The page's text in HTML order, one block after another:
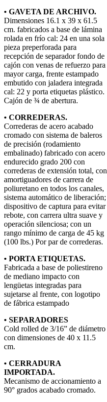
• GAVETA DE ARCHIVO.
Dimensiones 16.1 x 39 x 61.5
cm. fabricados a base de lámina
rolada en frío cal: 24 en una sola
pieza preperforada para
recepción de separador fondo de
cajón con venas de refuerzo para
mayor carga, frente estampado
embutido con jaladera integrada
cal: 22 y porta etiquetas plástico.
Cajón de ¾ de abertura.
• CORREDERAS.
Correderas de acero acabado
cromado con sistema de baleros
de precisión (rodamiento
embalinado) fabricado con acero
endurecido grado 200 con
correderas de extensión total, con
amortiguadores de carrera de
poliuretano en todos los canales,
sistema automático de liberación;
dispositivo de captura para evitar
rebote, con carrera ultra suave y
operación silenciosa; con un
rango mínimo de carga de 45 kg
(100 lbs.) Por par de correderas.
• PORTA ETIQUETAS.
Fabricada a base de poliestireno
de mediano impacto con
lengüetas integradas para
sujetarse al frente, con logotipo
de fábrica estampado
• SEPARADORES
Cold rolled de 3/16” de diámetro
con dimensiones de 40 x 11.5
cm.
• CERRADURA
IMPORTADA.
Mecanismo de accionamiento a
90° grados acabado cromado.